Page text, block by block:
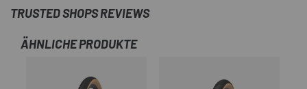
TRUSTED SHOPS REVIEWS
ÄHNLICHE PRODUKTE